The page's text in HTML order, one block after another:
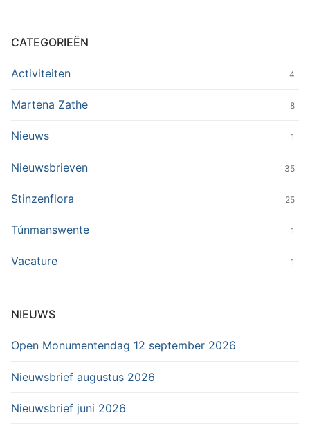
CATEGORIEËN
Activiteiten 4
Martena Zathe 8
Nieuws 1
Nieuwsbrieven 35
Stinzenflora 25
Túnmanswente 1
Vacature 1
NIEUWS
Open Monumentendag 12 september 2026
Nieuwsbrief augustus 2026
Nieuwsbrief juni 2026